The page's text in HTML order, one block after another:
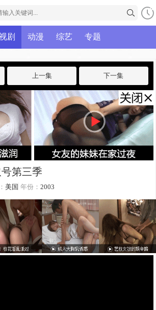
剧 动漫 综艺 专题
第三季
美国 年份：2003
上一集 下一集